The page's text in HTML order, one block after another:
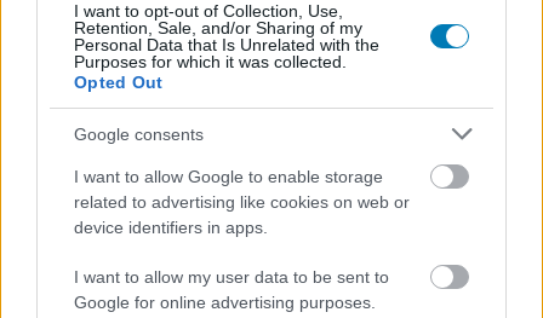
I want to opt-out of Collection, Use,
Retention, Sale, and/or Sharing of my
Personal Data that Is Unrelated with the
Purposes for which it was collected.
Opted Out
Google consents
I want to allow Google to enable storage
related to advertising like cookies on web or
device identifiers in apps.
I want to allow my user data to be sent to
Google for online advertising purposes.